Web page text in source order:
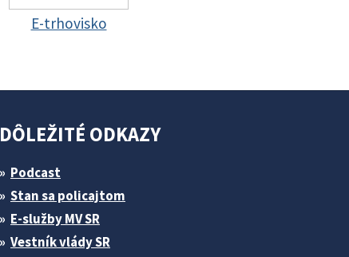
E-trhovisko
DÔLEŽITÉ ODKAZY
Podcast
Stan sa policajtom
E-služby MV SR
Vestník vlády SR